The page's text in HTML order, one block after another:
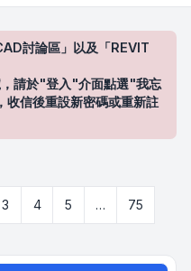
討論區」以及「REVIT
請於"登入"介面點選"我忘
收信後重設新密碼或重新註
3 4 5 …
75